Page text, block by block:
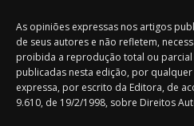
As opiniões expressas nos artigos
de seus autores e não refletem,
proibida a reprodução total ou
publicadas nesta edição, por
expressa, por escrito da Editora, de
9.610, de 19/2/1998, sobre Direitos